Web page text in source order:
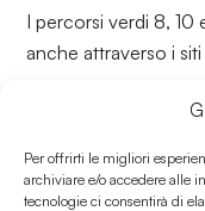
Per offrirti le migliori
archiviare e/o accedere alle
tecnologie ci consentirà di
I percorsi verdi 8, 10
anche attraverso i